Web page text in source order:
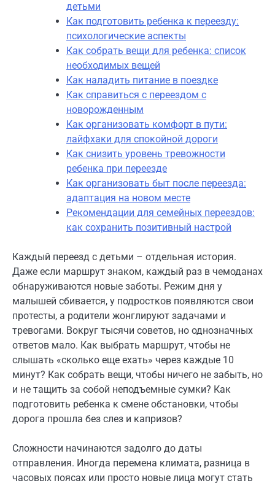
детьми
Как подготовить ребенка к переезду:
психологические аспекты
Как собрать вещи для ребенка: список
необходимых вещей
Как наладить питание в поездке
Как справиться с переездом с
новорожденным
Как организовать комфорт в пути:
лайфхаки для спокойной дороги
Как снизить уровень тревожности
ребенка при переезде
Как организовать быт после переезда:
адаптация на новом месте
Рекомендации для семейных переездов:
как сохранить позитивный настрой
Каждый переезд с детьми – отдельная история.
Даже если маршрут знаком, каждый раз в чемоданах
обнаруживаются новые заботы. Режим дня у
малышей сбивается, у подростков появляются свои
протесты, а родители жонглируют задачами и
тревогами. Вокруг тысячи советов, но однозначных
ответов мало. Как выбрать маршрут, чтобы не
слышать «сколько еще ехать» через каждые 10
минут? Как собрать вещи, чтобы ничего не забыть, но
и не тащить за собой неподъемные сумки? Как
подготовить ребенка к смене обстановки, чтобы
дорога прошла без слез и капризов?
Сложности начинаются задолго до даты
отправления. Иногда перемена климата, разница в
часовых поясах или просто новые лица могут стать